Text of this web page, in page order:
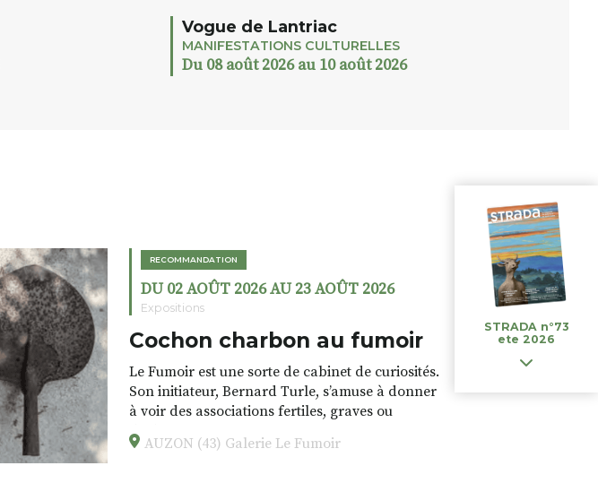
Vogue de Lantriac
MANIFESTATIONS CULTURELLES
Du 08 août 2026 au 10 août 2026
RECOMMANDATION
DU 02 AOÛT 2026 AU 23 AOÛT 2026
Expositions
Cochon charbon au fumoir
Le Fumoir est une sorte de cabinet de curiosités.
Son initiateur, Bernard Turle, s’amuse à donner
à voir des associations fertiles, graves ou
drôles, parfois fumeuses. Des oeuvres
éclectiques font. liens avec les histoires un peu
AUZON (43) Galerie Le Fumoir
STRADA n°73
ete 2026